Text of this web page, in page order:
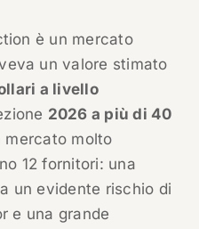
è un mercato
un valore stimato
a livello
2026 a più di 40
mercato molto
12 fornitori: una
un evidente rischio di
e una grande